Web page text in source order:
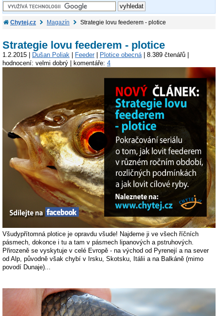
Chytej.cz Magazín Strategie lovu feederem - plotice
Strategie lovu feederem - plotice
1.2.2015 | Dušan Poliak | Feeder | Plotice obecná | 8.389 čtenářů |
hodnocení: velmi dobrý | komentáře: 4
Všudypřítomná plotice je opravdu všude! Najdeme ji ve všech říčních
pásmech, dokonce i tu a tam v pásmech lipanových a pstruhových.
Přirozeně se vyskytuje v celé Evropě - na východ od Pyrenejí a na sever
od Alp, původně však chybí v Irsku, Skotsku, Itálii a na Balkáně (mimo
povodí Dunaje)...